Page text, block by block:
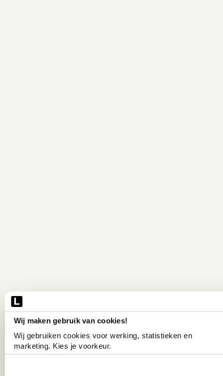
Wij maken gebruik van cookies!
Wij gebruiken cookies voor werking, statistieken en
marketing. Kies je voorkeur.